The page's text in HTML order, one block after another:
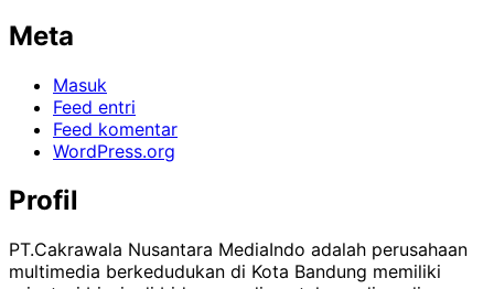
Meta
Masuk
Feed entri
Feed komentar
WordPress.org
Profil
PT.Cakrawala Nusantara MediaIndo adalah perusahaan
multimedia berkedudukan di Kota Bandung memiliki